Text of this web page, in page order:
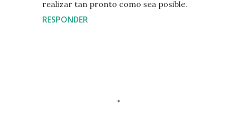
realizar tan pronto como sea posible.
RESPONDER